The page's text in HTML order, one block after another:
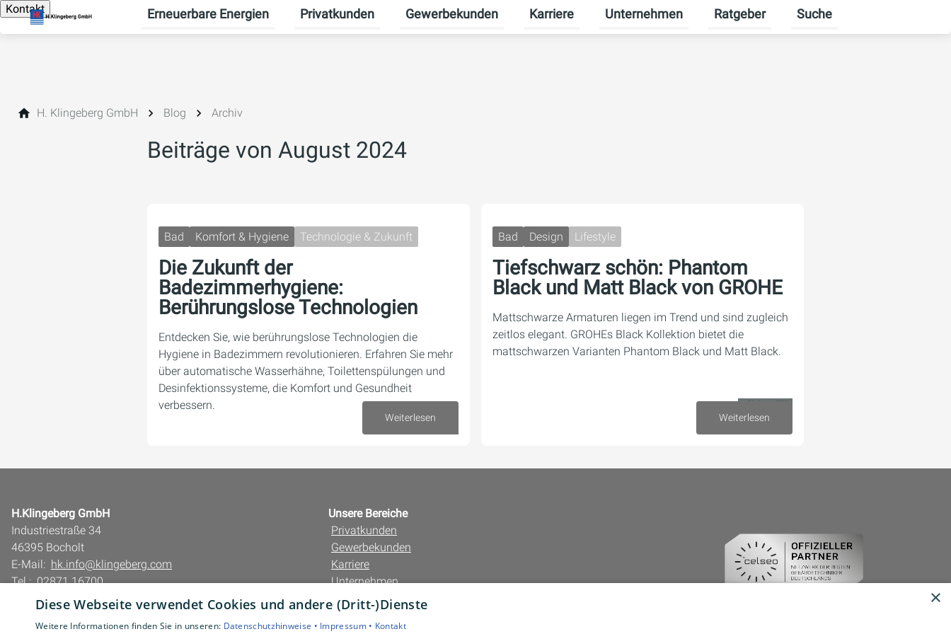
Kontakt Erneuerbare Energien
Untermenü für Erneuerbare Energien umschalten
Privatkunden
Untermenü für Privatkunden umschalten
Gewerbekunden
Untermenü für Gewerbekunden umschalten
Karriere
Untermenü für Karriere umschalten
Unternehmen
Untermenü für Unternehmen umschalten
Ratgeber
Untermenü für Ratgeber
Suche
H. Klingeberg GmbH Blog Archiv
Beiträge von August 2024
Bad Komfort & Hygiene Technologie & Zukunft
Die Zukunft der
Badezimmerhygiene:
Berührungslose Technologien
Entdecken Sie, wie berührungslose Technologien die
Hygiene in Badezimmern revolutionieren. Erfahren Sie mehr
über automatische Wasserhähne, Toilettenspülungen und
Desinfektionssysteme, die Komfort und Gesundheit
verbessern.
Weiterlesen
Bad Design Lifestyle
Tiefschwarz schön: Phantom
Black und Matt Black von GROHE
Mattschwarze Armaturen liegen im Trend und sind zugleich
zeitlos elegant. GROHEs Black Kollektion bietet die
mattschwarzen Varianten Phantom Black und Matt Black.
06. August 2024
Weiterlesen
H.Klingeberg GmbH
Industriestraße 34
46395 Bocholt
E-Mail: hk.info@klingeberg.com
Tel.: 02871 16700
Impressum
Barrierefreiheitserklärung
Unsere Bereiche
Privatkunden
Gewerbekunden
Karriere
Unternehmen
Kontakt
×
Diese Webseite verwendet Cookies und andere (Dritt-)Dienste
Weitere Informationen finden Sie in unseren: Datenschutzhinweise • Impressum • Kontakt